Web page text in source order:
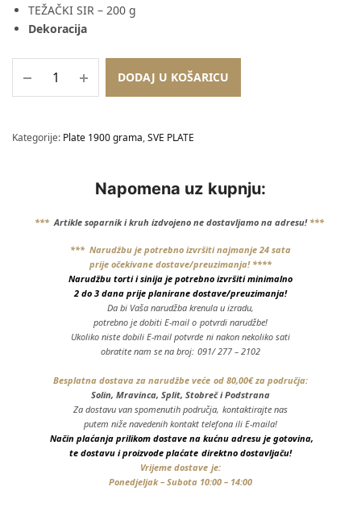
TEŽAČKI SIR – 200 g
Dekoracija
DODAJ U KOŠARICU
Kategorije: Plate 1900 grama,SVE PLATE
Napomena uz kupnju:
*** Artikle soparnik i kruh izdvojeno ne dostavljamo na adresu! ***
*** Narudžbu je potrebno izvršiti najmanje 24 sata
prije očekivane dostave/preuzimanja! ****
Narudžbu torti i sinija je potrebno izvršiti minimalno
2 do 3 dana prije planirane dostave/preuzimanja!
Da bi Vaša narudžba krenula u izradu,
potrebno je dobiti E-mail o potvrdi narudžbe!
Ukoliko niste dobili E-mail potvrde ni nakon nekoliko sati
obratite nam se na broj: 091/ 277 – 2102
Besplatna dostava za narudžbe veće od 80,00€ za područja:
Solin, Mravinca, Split, Stobreč i Podstrana
Za dostavu van spomenutih područja, kontaktirajte nas
putem niže navedenih kontakt telefona ili E-maila!
Način plaćanja prilikom dostave na kućnu adresu je gotovina,
te dostavu i proizvode plaćate direktno dostavljaču!
Vrijeme dostave je:
Ponedjeljak – Subota 10:00 – 14:00